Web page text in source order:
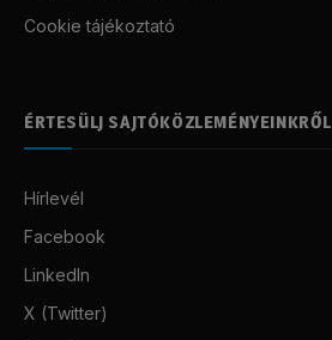
Cookie tájékoztató
ÉRTESÜLJ SAJTÓKÖZLEMÉNYEINKRŐL
Hírlevél
Facebook
LinkedIn
X (Twitter)